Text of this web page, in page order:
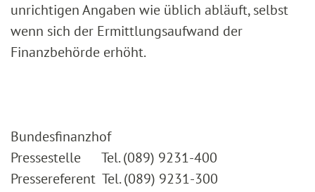
unrichtigen Angaben wie üblich abläuft, selbst
wenn sich der Ermittlungsaufwand der
Finanzbehörde erhöht.
Bundesfinanzhof
Pressestelle Tel. (089) 9231-400
Pressereferent Tel. (089) 9231-300